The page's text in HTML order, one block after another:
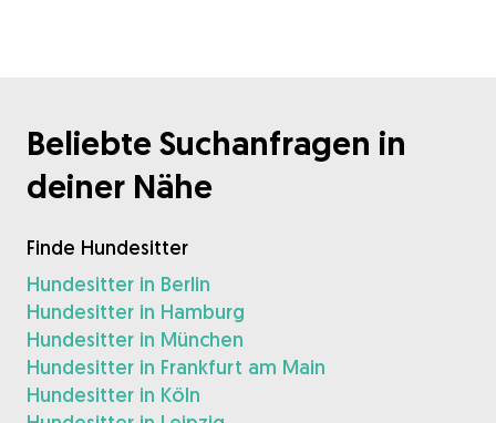
Beliebte Suchanfragen in
deiner Nähe
Finde Hundesitter
Hundesitter in Berlin
Hundesitter in Hamburg
Hundesitter in München
Hundesitter in Frankfurt am Main
Hundesitter in Köln